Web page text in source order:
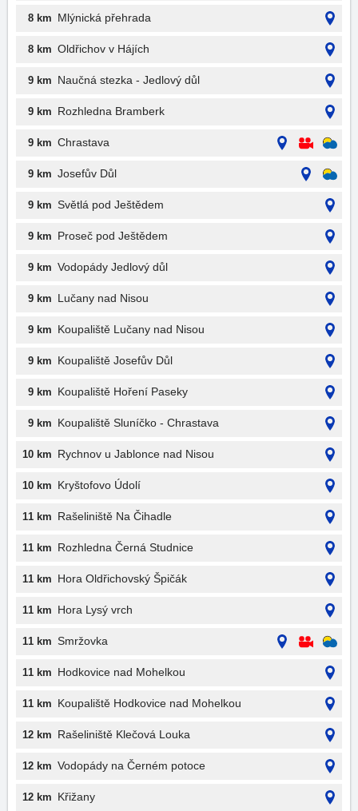
8 km Mlýnická přehrada
8 km Oldřichov v Hájích
9 km Naučná stezka - Jedlový důl
9 km Rozhledna Bramberk
9 km Chrastava
9 km Josefův Důl
9 km Světlá pod Ještědem
9 km Proseč pod Ještědem
9 km Vodopády Jedlový důl
9 km Lučany nad Nisou
9 km Koupaliště Lučany nad Nisou
9 km Koupaliště Josefův Důl
9 km Koupaliště Hoření Paseky
9 km Koupaliště Sluníčko - Chrastava
10 km Rychnov u Jablonce nad Nisou
10 km Kryštofovo Údolí
11 km Rašeliniště Na Čihadle
11 km Rozhledna Černá Studnice
11 km Hora Oldřichovský Špičák
11 km Hora Lysý vrch
11 km Smržovka
11 km Hodkovice nad Mohelkou
11 km Koupaliště Hodkovice nad Mohelkou
12 km Rašeliniště Klečová Louka
12 km Vodopády na Černém potoce
12 km Křižany